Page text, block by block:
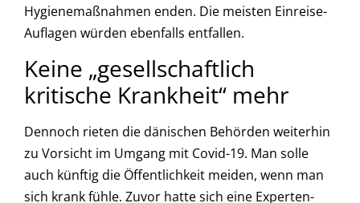
Hygienemaßnahmen enden. Die meisten Einreise-
Auflagen würden ebenfalls entfallen.
Keine „gesellschaftlich
kritische Krankheit“ mehr
Dennoch rieten die dänischen Behörden weiterhin
zu Vorsicht im Umgang mit Covid-19. Man solle
auch künftig die Öffentlichkeit meiden, wenn man
sich krank fühle. Zuvor hatte sich eine Experten-